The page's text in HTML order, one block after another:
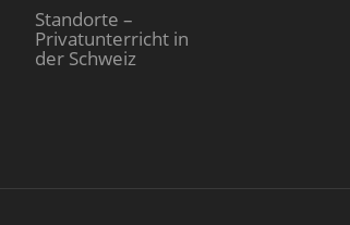
Standorte –
Privatunterricht in
der Schweiz